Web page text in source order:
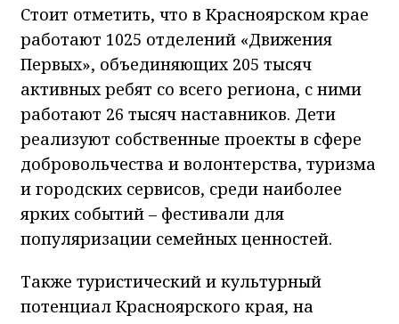
Стоит отметить, что в Красноярском крае
работают 1025 отделений «Движения
Первых», объединяющих 205 тысяч
активных ребят со всего региона, с ними
работают 26 тысяч наставников. Дети
реализуют собственные проекты в сфере
добровольчества и волонтерства, туризма
и городских сервисов, среди наиболее
ярких событий – фестивали для
популяризации семейных ценностей.
Также туристический и культурный
потенциал Красноярского края, на